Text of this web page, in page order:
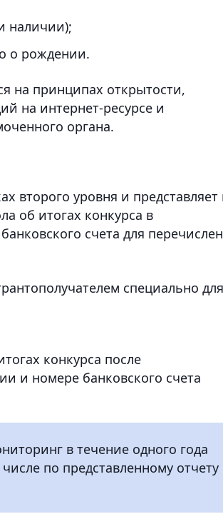
наличии);
о рождении.
на принципах открытости,
на интернет-ресурсе и
органа.
второго уровня и представляет
об итогах конкурса в
счета для
специально для
конкурса после
и номере банковского счета
в течение одного года
по представленному отчету